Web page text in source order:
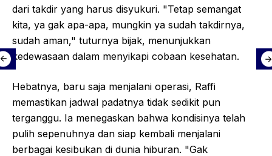
dari takdir yang harus disyukuri. "Tetap semangat
kita, ya gak apa-apa, mungkin ya sudah takdirnya,
sudah aman," tuturnya bijak, menunjukkan
kedewasaan dalam menyikapi cobaan kesehatan.
Hebatnya, baru saja menjalani operasi, Raffi
memastikan jadwal padatnya tidak sedikit pun
terganggu. Ia menegaskan bahwa kondisinya telah
pulih sepenuhnya dan siap kembali menjalani
berbagai kesibukan di dunia hiburan. "Gak